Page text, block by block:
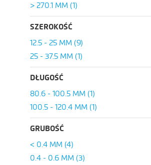
> 270.1 MM (1)
SZEROKOŚĆ
12.5 - 25 MM (9)
25 - 37.5 MM (1)
DŁUGOŚĆ
80.6 - 100.5 MM (1)
100.5 - 120.4 MM (1)
GRUBOŚĆ
< 0.4 MM (4)
0.4 - 0.6 MM (3)